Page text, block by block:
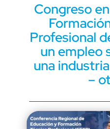
Congreso
Profesional
un empleo
una
–